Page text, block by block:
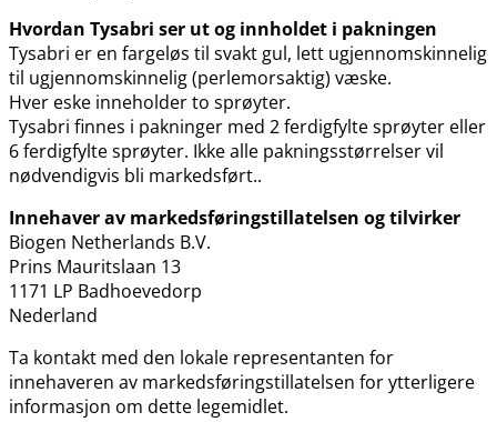
Hvordan Tysabri ser ut og innholdet i pakningen
Tysabri er en fargeløs til svakt gul, lett ugjennomskinnelig
til ugjennomskinnelig (perlemorsaktig) væske.
Hver eske inneholder to sprøyter.
Tysabri finnes i pakninger med 2 ferdigfylte sprøyter eller
6 ferdigfylte sprøyter. Ikke alle pakningsstørrelser vil
nødvendigvis bli markedsført..
Innehaver av markedsføringstillatelsen og tilvirker
Biogen Netherlands B.V.
Prins Mauritslaan 13
1171 LP Badhoevedorp
Nederland
Ta kontakt med den lokale representanten for
innehaveren av markedsføringstillatelsen for ytterligere
informasjon om dette legemidlet.